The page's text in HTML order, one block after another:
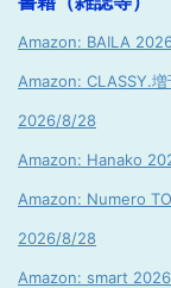
Amazon: BAILA
Amazon: CLASSY.
2026/8/28
Amazon: Hanako
Amazon: Numero
2026/8/28
Amazon: smart